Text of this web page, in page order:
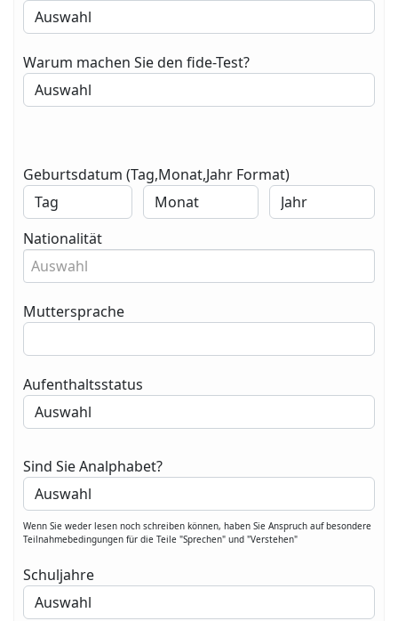
Warum machen Sie den fide-Test?
Geburtsdatum (Tag,Monat,Jahr Format)
Nationalität
Auswahl
Muttersprache
Aufenthaltsstatus
Sind Sie Analphabet?
Wenn Sie weder lesen noch schreiben können, haben Sie Anspruch auf besondere
Teilnahmebedingungen für die Teile "Sprechen" und "Verstehen"
Schuljahre